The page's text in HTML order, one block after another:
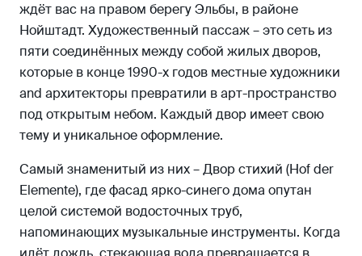
ждёт вас на правом берегу Эльбы, в районе
Нойштадт. Художественный пассаж – это сеть из
пяти соединённых между собой жилых дворов,
которые в конце 1990-х годов местные художники
and архитекторы превратили в арт-пространство
под открытым небом. Каждый двор имеет свою
тему и уникальное оформление.
Самый знаменитый из них – Двор стихий (Hof der
Elemente), где фасад ярко-синего дома опутан
целой системой водосточных труб,
напоминающих музыкальные инструменты. Когда